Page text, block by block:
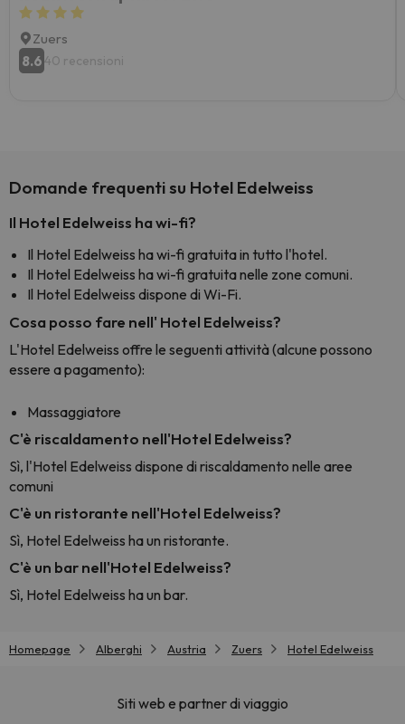
Zuers
8.640 recensioni
Domande frequenti su Hotel Edelweiss
Il Hotel Edelweiss ha wi-fi?
Il Hotel Edelweiss ha wi-fi gratuita in tutto l'hotel.
Il Hotel Edelweiss ha wi-fi gratuita nelle zone comuni.
Il Hotel Edelweiss dispone di Wi-Fi.
Cosa posso fare nell' Hotel Edelweiss?
L'Hotel Edelweiss offre le seguenti attività (alcune possono
essere a pagamento):
Massaggiatore
C'è riscaldamento nell'Hotel Edelweiss?
Sì, l'Hotel Edelweiss dispone di riscaldamento nelle aree
comuni
C'è un ristorante nell'Hotel Edelweiss?
Sì, Hotel Edelweiss ha un ristorante.
C'è un bar nell'Hotel Edelweiss?
Sì, Hotel Edelweiss ha un bar.
Homepage Alberghi Austria Zuers Hotel Edelweiss
Siti web e partner di viaggio